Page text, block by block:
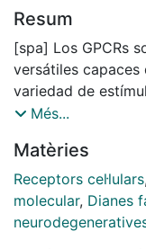
Resum
[spa] Los GPCRs son proteínas de membrana
versátiles capaces
variedad de
transducción de
por lo que
fármacos
existe el problema
ligandos
Més...
Matèries
Receptors cel·lulars,
molecular, Dianes